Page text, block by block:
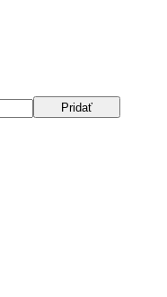
Pridať